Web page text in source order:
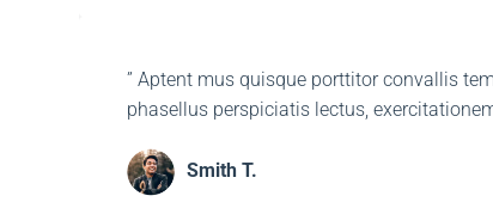
” Aptent mus quisque porttitor convallis
phasellus perspiciatis lectus,
Smith T.​